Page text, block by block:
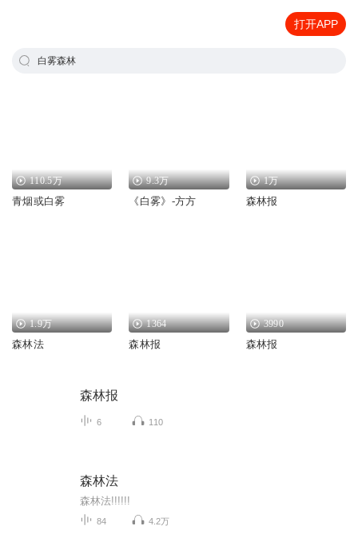
打开APP
白雾森林
110.5万
青烟或白雾
9.3万
《白雾》-方方
1万
森林报
1.9万
森林法
1364
森林报
3990
森林报
森林报
6 110
森林法
森林法!!!!!!
84 4.2万